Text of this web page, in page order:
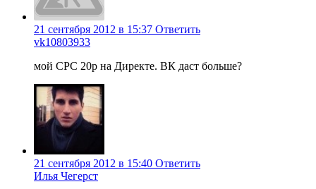
21 сентября 2012 в 15:37 Ответить
vk10803933
мой CPC 20р на Директе. ВК даст больше?
21 сентября 2012 в 15:40 Ответить
Илья Чегерст